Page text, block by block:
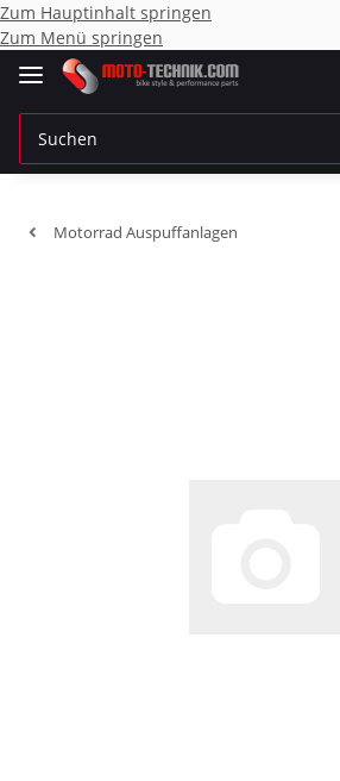
Zum Hauptinhalt springen
Zum Menü springen
Motorrad Auspuffanlagen